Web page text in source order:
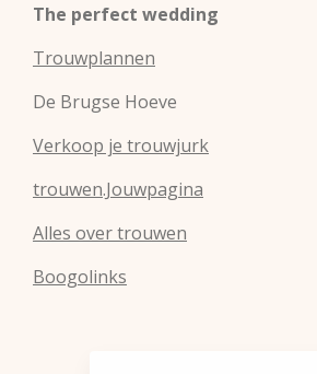
The perfect wedding
Trouwplannen
De Brugse Hoeve
Verkoop je trouwjurk
trouwen.Jouwpagina
Alles over trouwen
Boogolinks